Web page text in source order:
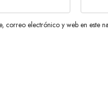
correo electrónico y web en este